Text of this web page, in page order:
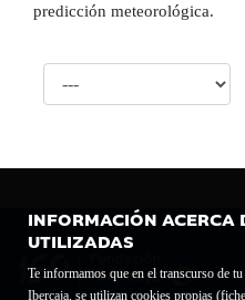
INFORMACIÓN ACERCA
UTILIZADAS
Te informamos que en el transcurso de
Ibercaja, se utilizan cookies propias
predicción meteorológica.